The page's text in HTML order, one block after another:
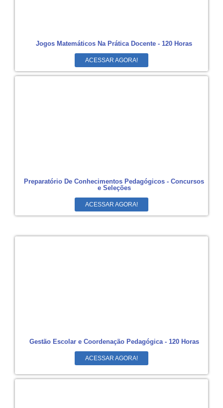
Jogos Matemáticos Na Prática Docente - 120 Horas
ACESSAR AGORA!
Preparatório De Conhecimentos Pedagógicos - Concursos
e Seleções
ACESSAR AGORA!
Gestão Escolar e Coordenação Pedagógica - 120 Horas
ACESSAR AGORA!